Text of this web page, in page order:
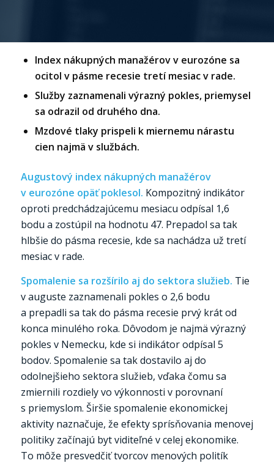
Index nákupných manažérov v eurozóne sa
ocitol v pásme recesie tretí mesiac v rade.
Služby zaznamenali výrazný pokles, priemysel
sa odrazil od druhého dna.
Mzdové tlaky prispeli k miernemu nárastu
cien najmä v službách.
Augustový index nákupných manažérov
v eurozóne opäť poklesol. Kompozitný indikátor
oproti predchádzajúcemu mesiacu odpísal 1,6
bodu a zostúpil na hodnotu 47. Prepadol sa tak
hlbšie do pásma recesie, kde sa nachádza už tretí
mesiac v rade.
Spomalenie sa rozšírilo aj do sektora služieb. Tie
v auguste zaznamenali pokles o 2,6 bodu
a prepadli sa tak do pásma recesie prvý krát od
konca minulého roka. Dôvodom je najmä výrazný
pokles v Nemecku, kde si indikátor odpísal 5
bodov. Spomalenie sa tak dostavilo aj do
odolnejšieho sektora služieb, vďaka čomu sa
zmiernili rozdiely vo výkonnosti v porovnaní
s priemyslom. Širšie spomalenie ekonomickej
aktivity naznačuje, že efekty sprísňovania menovej
politiky začínajú byt viditeľné v celej ekonomike.
To môže presvedčiť tvorcov menových politík